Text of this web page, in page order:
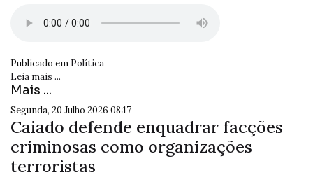
Publicado em Política
Leia mais ...
Mais ...
Segunda, 20 Julho 2026 08:17
Caiado defende enquadrar facções
criminosas como organizações
terroristas